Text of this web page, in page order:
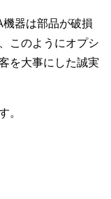
器は部品が破損
このようにオプシ
を大事にした誠実
。